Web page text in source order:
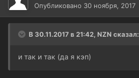
Опубликовано 30 ноября, 2017
В 30.11.2017 в 21:42, NZN сказал:
и так и так (да я кэп)